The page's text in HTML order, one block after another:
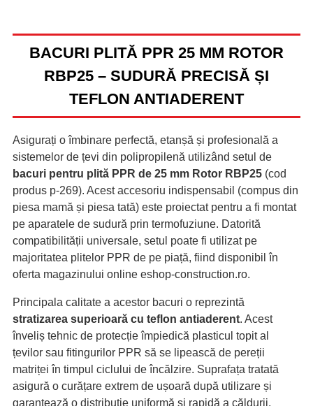
BACURI PLITĂ PPR 25 MM ROTOR
RBP25 – SUDURĂ PRECISĂ ȘI
TEFLON ANTIADERENT
Asigurați o îmbinare perfectă, etanșă și profesională a
sistemelor de țevi din polipropilenă utilizând setul de
bacuri pentru plită PPR de 25 mm Rotor RBP25 (cod
produs p-269). Acest accesoriu indispensabil (compus din
piesa mamă și piesa tată) este proiectat pentru a fi montat
pe aparatele de sudură prin termofuziune. Datorită
compatibilității universale, setul poate fi utilizat pe
majoritatea plitelor PPR de pe piață, fiind disponibil în
oferta magazinului online eshop-construction.ro.
Principala calitate a acestor bacuri o reprezintă
stratizarea superioară cu teflon antiaderent. Acest
înveliș tehnic de protecție împiedică plasticul topit al
țevilor sau fitingurilor PPR să se lipească de pereții
matriței în timpul ciclului de încălzire. Suprafața tratată
asigură o curățare extrem de ușoară după utilizare și
garantează o distribuție uniformă și rapidă a căldurii,